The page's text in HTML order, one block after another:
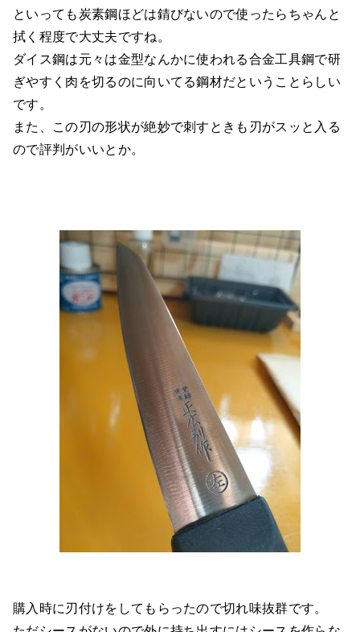
といっても炭素鋼ほどは錆びないので使ったらちゃんと
拭く程度で大丈夫ですね。
ダイス鋼は元々は金型なんかに使われる合金工具鋼で研
ぎやすく肉を切るのに向いてる鋼材だということらしい
です。
また、この刃の形状が絶妙で刺すときも刃がスッと入る
ので評判がいいとか。
購入時に刃付けをしてもらったので切れ味抜群です。